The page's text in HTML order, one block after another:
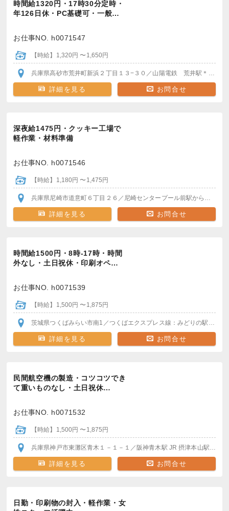
時間給1320円・17時30分定時・
年126日休・PC基礎可・一般…
お仕事NO. h0071547
【時給】1,320円 〜1,650円
兵庫県高砂市荒井町新浜２丁目１３−３０ ／山陽電鉄 荒井駅 ＊バイク・自転車通勤OK！
詳細を見る お問合せ
深夜給1475円・クッキー工場で
軽作業・材料準備
お仕事NO. h0071546
【時給】1,180円 〜1,475円
兵庫県尼崎市道意町６丁目２６ ／尼崎センタープール前駅から徒歩8分
詳細を見る お問合せ
時間給1500円・8時-17時・時間
外なし・土日祝休・印刷オペ…
お仕事NO. h0071539
【時給】1,500円 〜1,875円
茨城県つくばみらい市南1 ／つくばエクスプレス線：みどりの駅 駅から
詳細を見る お問合せ
民間航空機の製造・コツコツでき
て重いものなし・土日祝休…
お仕事NO. h0071532
【時給】1,500円 〜1,875円
兵庫県神戸市東灘区青木１－１－１ ／阪神青木駅 JR 摂津本山駅＊駅
詳細を見る お問合せ
日勤・印刷物の封入・軽作業・女